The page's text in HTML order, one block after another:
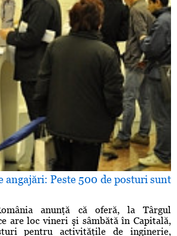
angajări: Peste 500 de posturi sunt
anunţă că oferă, la Târgul
are loc vineri şi sâmbătă în Capitală,
pentru activităţile de inginerie,